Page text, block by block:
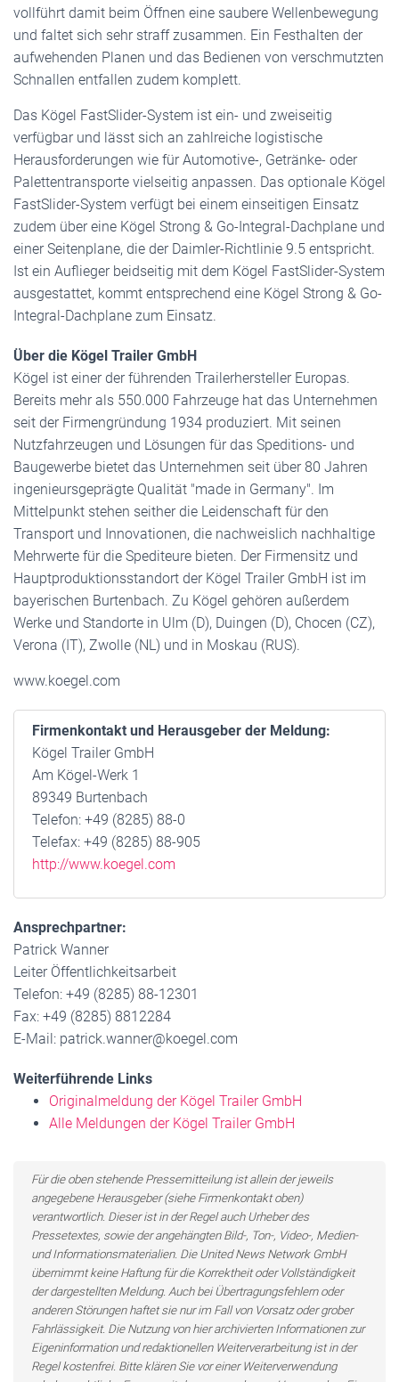
vollführt damit beim Öffnen eine saubere Wellenbewegung
und faltet sich sehr straff zusammen. Ein Festhalten der
aufwehenden Planen und das Bedienen von verschmutzten
Schnallen entfallen zudem komplett.
Das Kögel FastSlider-System ist ein- und zweiseitig
verfügbar und lässt sich an zahlreiche logistische
Herausforderungen wie für Automotive-, Getränke- oder
Palettentransporte vielseitig anpassen. Das optionale Kögel
FastSlider-System verfügt bei einem einseitigen Einsatz
zudem über eine Kögel Strong & Go-Integral-Dachplane und
einer Seitenplane, die der Daimler-Richtlinie 9.5 entspricht.
Ist ein Auflieger beidseitig mit dem Kögel FastSlider-System
ausgestattet, kommt entsprechend eine Kögel Strong & Go-
Integral-Dachplane zum Einsatz.
Über die Kögel Trailer GmbH
Kögel ist einer der führenden Trailerhersteller Europas.
Bereits mehr als 550.000 Fahrzeuge hat das Unternehmen
seit der Firmengründung 1934 produziert. Mit seinen
Nutzfahrzeugen und Lösungen für das Speditions- und
Baugewerbe bietet das Unternehmen seit über 80 Jahren
ingenieursgeprägte Qualität "made in Germany". Im
Mittelpunkt stehen seither die Leidenschaft für den
Transport und Innovationen, die nachweislich nachhaltige
Mehrwerte für die Spediteure bieten. Der Firmensitz und
Hauptproduktionsstandort der Kögel Trailer GmbH ist im
bayerischen Burtenbach. Zu Kögel gehören außerdem
Werke und Standorte in Ulm (D), Duingen (D), Chocen (CZ),
Verona (IT), Zwolle (NL) und in Moskau (RUS).
www.koegel.com
Firmenkontakt und Herausgeber der Meldung:
Kögel Trailer GmbH
Am Kögel-Werk 1
89349 Burtenbach
Telefon: +49 (8285) 88-0
Telefax: +49 (8285) 88-905
http://www.koegel.com
Ansprechpartner:
Patrick Wanner
Leiter Öffentlichkeitsarbeit
Telefon: +49 (8285) 88-12301
Fax: +49 (8285) 8812284
E-Mail: patrick.wanner@koegel.com
Weiterführende Links
Originalmeldung der Kögel Trailer GmbH
Alle Meldungen der Kögel Trailer GmbH
Für die oben stehende Pressemitteilung ist allein der jeweils
angegebene Herausgeber (siehe Firmenkontakt oben)
verantwortlich. Dieser ist in der Regel auch Urheber des
Pressetextes, sowie der angehängten Bild-, Ton-, Video-, Medien-
und Informationsmaterialien. Die United News Network GmbH
übernimmt keine Haftung für die Korrektheit oder Vollständigkeit
der dargestellten Meldung. Auch bei Übertragungsfehlern oder
anderen Störungen haftet sie nur im Fall von Vorsatz oder grober
Fahrlässigkeit. Die Nutzung von hier archivierten Informationen zur
Eigeninformation und redaktionellen Weiterverarbeitung ist in der
Regel kostenfrei. Bitte klären Sie vor einer Weiterverwendung